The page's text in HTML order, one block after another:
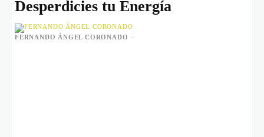
Desperdicies tu Energía
FERNANDO ÁNGEL CORONADO -